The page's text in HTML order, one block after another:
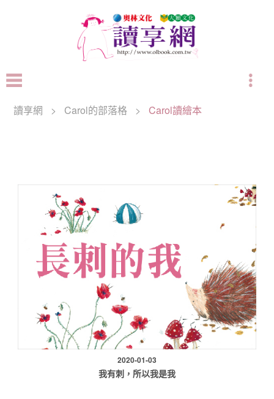
讀享網 > Carol的部落格 > Carol讀繪本
2020-01-03
我有刺，所以我是我